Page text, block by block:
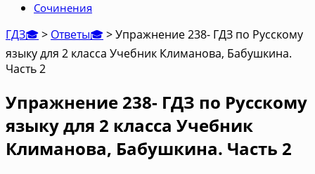
Сочинения
ГДЗ🎓> Ответы🎓>Упражнение 238- ГДЗ по Русскому
языку для 2 класса Учебник Климанова, Бабушкина.
Часть 2
Упражнение 238- ГДЗ по Русскому
языку для 2 класса Учебник
Климанова, Бабушкина. Часть 2